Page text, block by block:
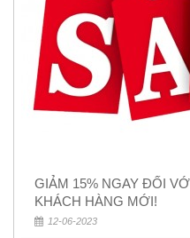
GIẢM 15% NGAY ĐỐI
KHÁCH HÀNG MỚI!
12-06-2023